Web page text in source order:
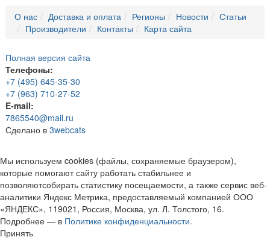
О нас Доставка и оплата Регионы Новости
Статьи
Производители
Контакты Карта сайта
Полная версия сайта
Телефоны:
+7 (495) 645-35-30
+7 (963) 710-27-52
E-mail:
7865540@mail.ru
Сделано в 3webcats
Мы используем cookies (файлы, сохраняемые браузером),
которые помогают сайту работать стабильнее и
позволяютсобирать статистику посещаемости, а также сервис веб-
аналитики Яндекс Метрика, предоставляемый компанией ООО
«ЯНДЕКС», 119021, Россия, Москва, ул. Л. Толстого, 16.
Подробнее — в Политике конфиденциальности.
Принять